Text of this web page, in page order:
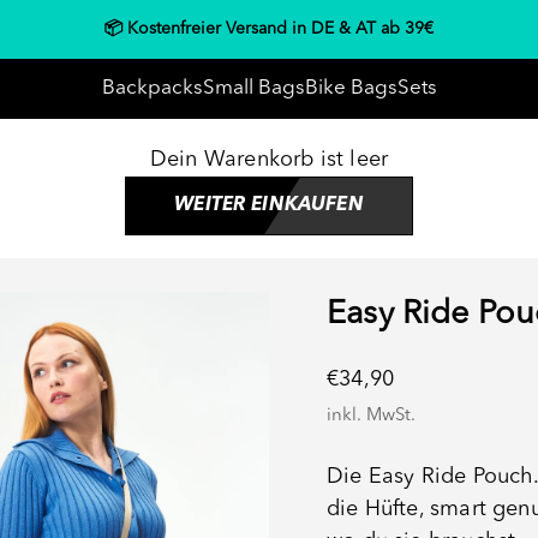
📦 Kostenfreier Versand in DE & AT ab 39€
BackpacksSmall BagsBike BagsSets
Dein Warenkorb ist leer
WEITER EINKAUFEN
Easy Ride
Angebot
€34,90
inkl. MwSt.
Die Easy Ride
die Hüfte, smart